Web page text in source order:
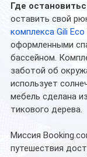
Где
оставить свой
комплекса Gili Eco
оформленными
бассейном.
заботой об
использует
мебель сделана
тикового дерева.
Миссия
путешествия